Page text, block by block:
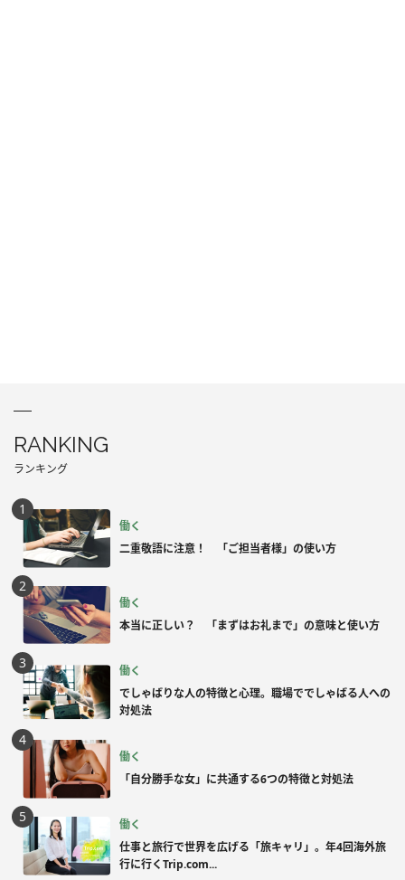
RANKING
ランキング
働く
二重敬語に注意！ 「ご担当者様」の使い方
働く
本当に正しい？ 「まずはお礼まで」の意味と使い方
働く
でしゃばりな人の特徴と心理。職場ででしゃばる人への
対処法
働く
「自分勝手な女」に共通する6つの特徴と対処法
働く
仕事と旅行で世界を広げる「旅キャリ」。年4回海外旅
行に行くTrip.com...